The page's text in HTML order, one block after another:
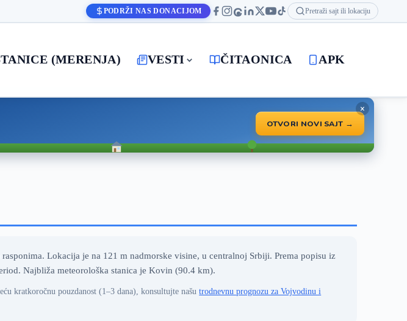
PODRŽI NAS DONACIJOM Pretraži sajt ili lokaciju
(MERENJA) VESTI ČITAONICA APK
OTVORI NOVI SAJT →
×
Lokacija je na 121 m nadmorske visine, u centralnoj Srbiji. Prema popisu iz
Najbliža meteorološka stanica je Kovin (90.4 km).
kratkoročnu pouzdanost (1–3 dana), konsultujte našutrodnevnu prognozu za Vojvodinu i